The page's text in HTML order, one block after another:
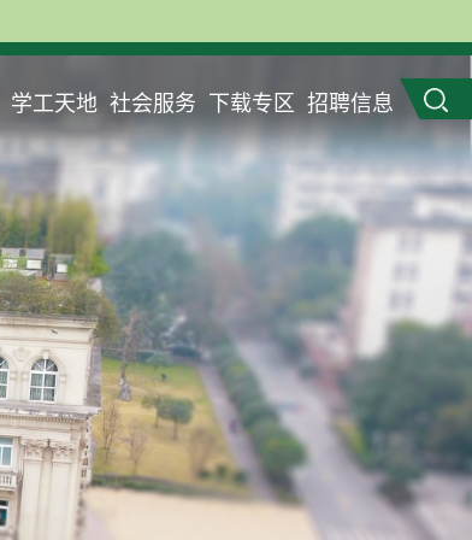
学工天地 社会服务 下载专区 招聘信息